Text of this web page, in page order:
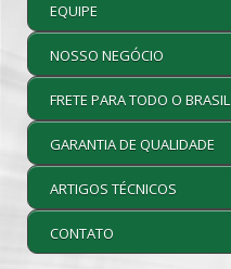
EQUIPE
NOSSO NEGÓCIO
FRETE PARA TODO O BRASIL
GARANTIA DE QUALIDADE
ARTIGOS TÉCNICOS
CONTATO